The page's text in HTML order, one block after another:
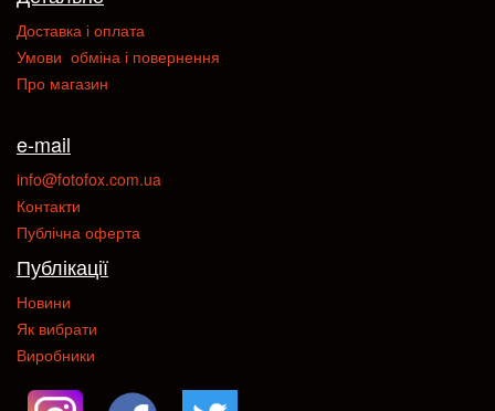
Доставка і оплата
Умови обміна і повернення
Про магазин
e-mail
info@fotofox.com.ua
Контакти
Публічна оферта
Публікації
Новини
Як вибрати
Виробники